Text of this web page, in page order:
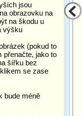
jsou
obrazovku na
na škodu u
výšku
(pokud to
přenačte, jako to
šířku bez
se zase
bude méně